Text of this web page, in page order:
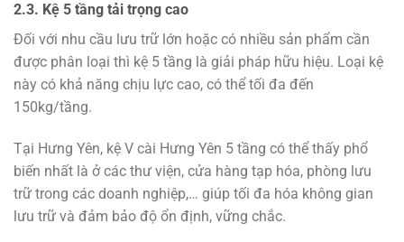
2.3. Kệ 5 tầng tải trọng cao
Đối với nhu cầu lưu trữ lớn hoặc có nhiều sản phẩm cần
được phân loại thì kệ 5 tầng là giải pháp hữu hiệu. Loại kệ
này có khả năng chịu lực cao, có thể tối đa đến
150kg/tầng.
Tại Hưng Yên, kệ V cài Hưng Yên 5 tầng có thể thấy phổ
biến nhất là ở các thư viện, cửa hàng tạp hóa, phòng lưu
trữ trong các doanh nghiệp,… giúp tối đa hóa không gian
lưu trữ và đảm bảo độ ổn định, vững chắc.